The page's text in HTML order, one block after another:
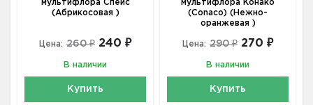
мультифлора Спейс
(Абрикосовая )
Цена: 260 ₽ 240 ₽
В наличии
Купить
мультифлора Конако
(Conaco) (Нежно-
оранжевая )
Цена: 290 ₽ 270 ₽
В наличии
Купить